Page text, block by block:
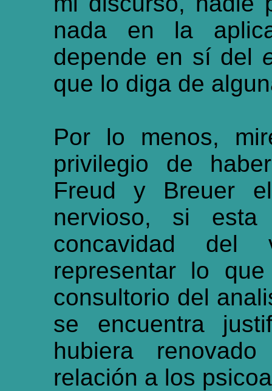
nada en la
depende en sí del
que lo diga de
Por lo menos,
privilegio de
Freud y Breuer
nervioso, si
concavidad del
representar lo
consultorio del
se encuentra
hubiera
relación a los